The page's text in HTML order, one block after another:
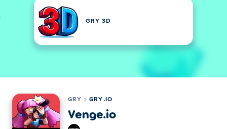
GRY 3D
GRY GRY .IO
Venge.io